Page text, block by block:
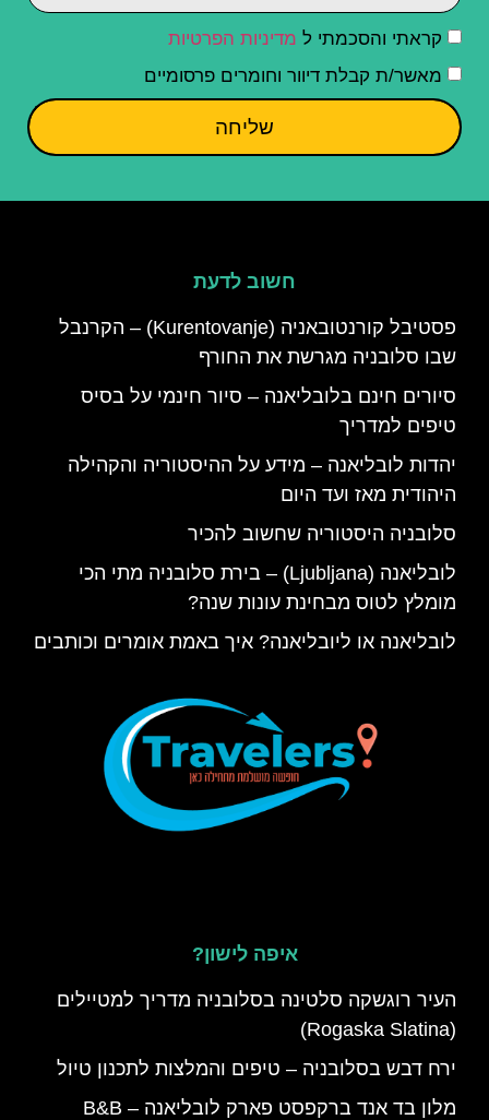
קראתי והסכמתי ל מדיניות הפרטיות
מאשר/ת קבלת דיוור וחומרים פרסומיים
שליחה
חשוב לדעת
פסטיבל קורנטובאניה (Kurentovanje) – הקרנבל
שבו סלובניה מגרשת את החורף
סיורים חינם בלובליאנה – סיור חינמי על בסיס
טיפים למדריך
יהדות לובליאנה – מידע על ההיסטוריה והקהילה
היהודית מאז ועד היום
סלובניה היסטוריה שחשוב להכיר
לובליאנה (Ljubljana) – בירת סלובניה מתי הכי
מומלץ לטוס מבחינת עונות שנה?
לובליאנה או ליובליאנה? איך באמת אומרים וכותבים
איפה לישון?
העיר רוגשקה סלטינה בסלובניה מדריך למטיילים
(Rogaska Slatina)
ירח דבש בסלובניה – טיפים והמלצות לתכנון טיול
מלון בד אנד ברקפסט פארק לובליאנה – B&B